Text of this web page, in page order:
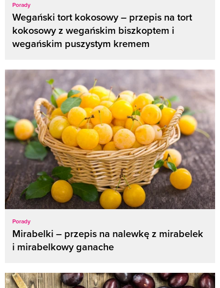
Porady
Wegański tort kokosowy – przepis na tort
kokosowy z wegańskim biszkoptem i
wegańskim puszystym kremem
Porady
Mirabelki – przepis na nalewkę z mirabelek
i mirabelkowy ganache